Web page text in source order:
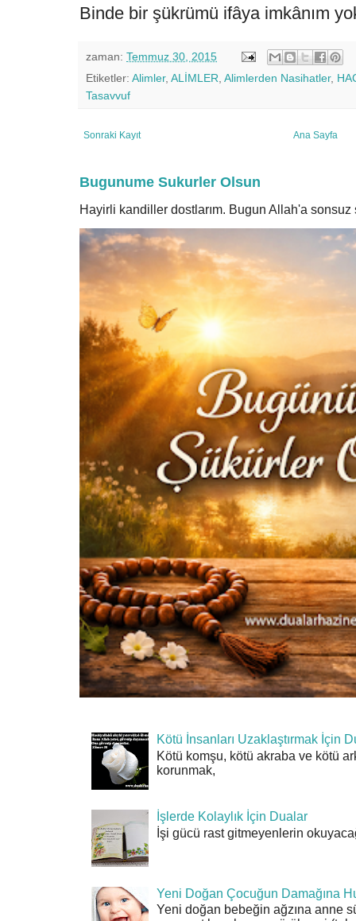
Binde bir şükrümü ifâya imkânım
zaman: Temmuz 30, 2015
Etiketler: Alimler, ALİMLER Alimlerden Nasihatler,
Tasavvuf
Sonraki Kayıt Ana Sayfa
Bugunume Sukurler Olsun
Hayirli kandiller dostlarım. Bugun Allah'a
Kötü İnsanları Uzaklaştırmak İçin
Kötü komşu, kötü akraba ve kötü
korunmak,
İşlerde Kolaylık İçin Dualar
İşi gücü rast gitmeyenlerin
Yeni Doğan Çocuğun Damağına
Yeni doğan bebeğin ağzına anne